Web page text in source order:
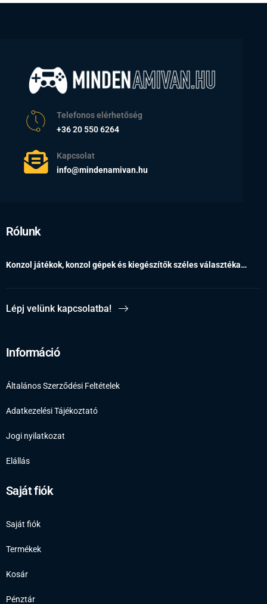
Telefonos elérhetőség
+36 20 550 6264
Kapcsolat
info@mindenamivan.hu
Rólunk
Konzol játékok, konzol gépek és kiegészítők széles választéka…
Lépj velünk kapcsolatba!
Információ
Általános Szerződési Feltételek
Adatkezelési Tájékoztató
Jogi nyilatkozat
Elállás
Saját fiók
Saját fiók
Termékek
Kosár
Pénztár